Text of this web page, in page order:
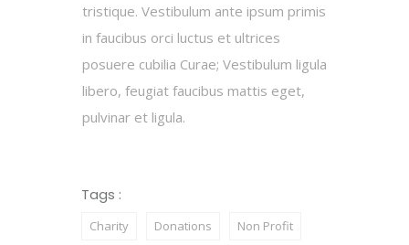
tristique. Vestibulum ante ipsum primis
in faucibus orci luctus et ultrices
posuere cubilia Curae; Vestibulum ligula
libero, feugiat faucibus mattis eget,
pulvinar et ligula.
Tags :
Charity Donations Non Profit